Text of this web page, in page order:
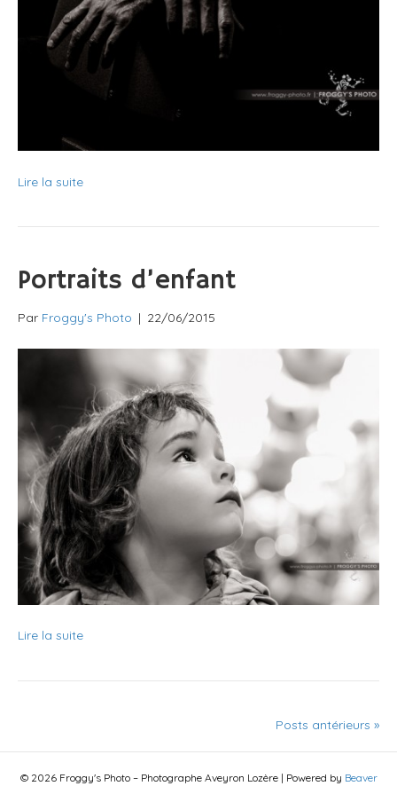
Lire la suite
Portraits d’enfant
Par Froggy's Photo | 22/06/2015
Lire la suite
Posts antérieurs »
© 2026 Froggy's Photo – Photographe Aveyron Lozère | Powered by Beaver